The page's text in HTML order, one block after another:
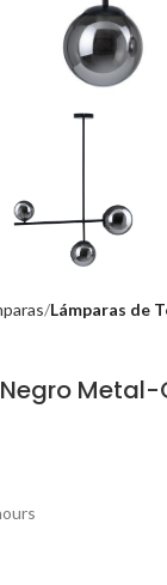
Lámparas de
Metal-